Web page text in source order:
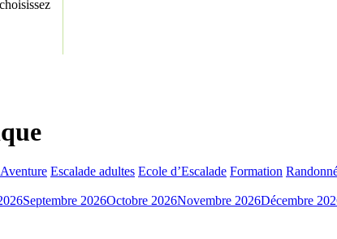
Escalade adultes Ecole d’Escalade Formation
Septembre 2026Octobre 2026Novembre 2026Décembre